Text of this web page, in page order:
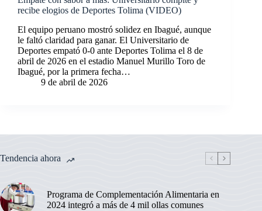
recibe elogios de Deportes Tolima (VIDEO)
El equipo peruano mostró solidez en Ibagué, aunque
le faltó claridad para ganar. El Universitario de
Deportes empató 0-0 ante Deportes Tolima el 8 de
abril de 2026 en el estadio Manuel Murillo Toro de
Ibagué, por la primera fecha…
9 de abril de 2026
Tendencia ahora
Programa de Complementación Alimentaria en
2024 integró a más de 4 mil ollas comunes